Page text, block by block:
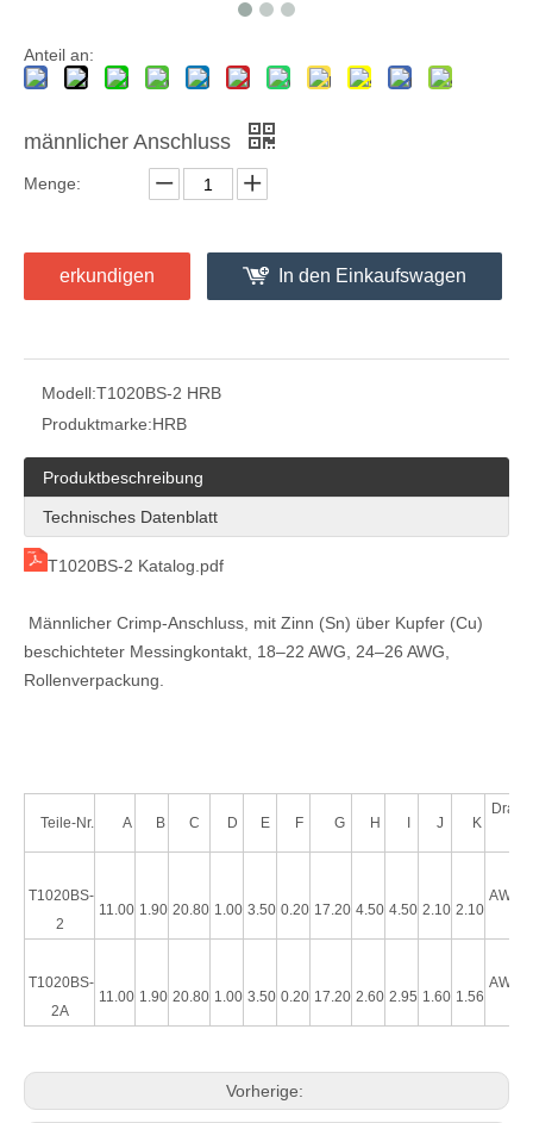
Elektrischer 4,14-mm-Crimpgehäuse-Steckverbinder mit Befestigungsösen FL-4,14-mm-Stecker mit Buchsengehäuse und Plattenmontagelaschen
HRB-Steckverbinder, Rastermaß 4,14 mm [0,162 Zoll], Kabel an Kabel, einreihig, 2 Positionen, Buchsengehäuse mit Plattenohr FL-4,14 ​​mm Karton-Masterbatch-Schale einreihig P1020-1*2-WHK
Anteil an:
männlicher Anschluss
Menge:
erkundigen In den Einkaufswagen
Modell:T1020BS-2 HRB
Produktmarke:HRB
Produktbeschreibung
Technisches Datenblatt
T1020BS-2 Katalog.pdf
Männlicher Crimp-Anschluss, mit Zinn (Sn) über Kupfer (Cu)
beschichteter Messingkontakt, 18–22 AWG, 24–26 AWG,
Rollenverpackung.
Teile-Nr. A B C D E F G H J K
T1020BS-
2
11.00 1.90 20.80 1.00 3.50 0.20 17.20 4.50 4.50 2.10 2.10
T1020BS-
2A
11.00 1.90 20.80 1.00 3.50 0.20 17.20 2.60 2.95 1.60 1.56
Vorherige: